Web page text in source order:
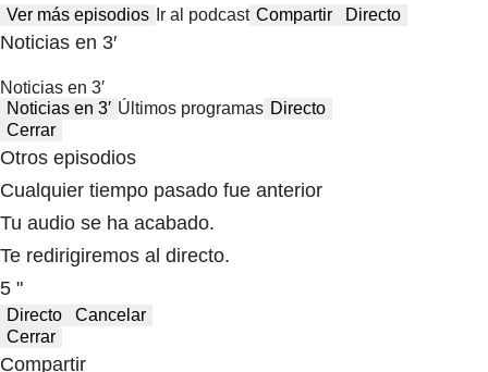
Ver más episodios Ir al podcast Compartir Directo
Noticias en 3′
Noticias en 3′
Noticias en 3′ Últimos programas Directo
Cerrar
Otros episodios
Cualquier tiempo pasado fue anterior
Tu audio se ha acabado.
Te redirigiremos al directo.
5 "
Directo
Cancelar
Cerrar
Compartir